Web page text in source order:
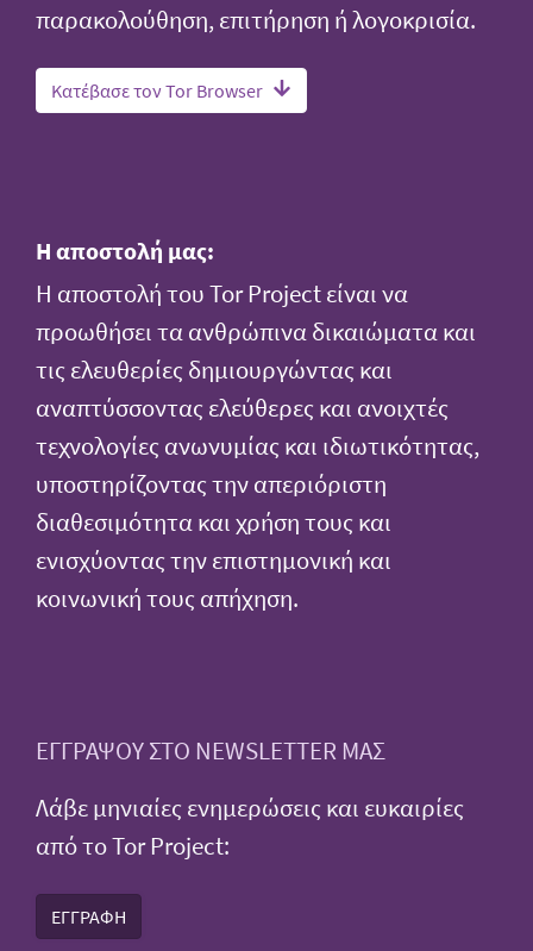
παρακολούθηση, επιτήρηση ή λογοκρισία.
Κατέβασε τον Tor Browser
Η αποστολή μας:
Η αποστολή του Tor Project είναι να
προωθήσει τα ανθρώπινα δικαιώματα και
τις ελευθερίες δημιουργώντας και
αναπτύσσοντας ελεύθερες και ανοιχτές
τεχνολογίες ανωνυμίας και ιδιωτικότητας,
υποστηρίζοντας την απεριόριστη
διαθεσιμότητα και χρήση τους και
ενισχύοντας την επιστημονική και
κοινωνική τους απήχηση.
ΕΓΓΡΑΨΟΥ ΣΤΟ NEWSLETTER ΜΑΣ
Λάβε μηνιαίες ενημερώσεις και ευκαιρίες
από το Tor Project:
ΕΓΓΡΑΦΗ